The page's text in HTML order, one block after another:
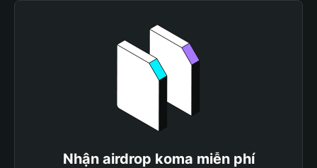
Nhận airdrop koma miễn phí